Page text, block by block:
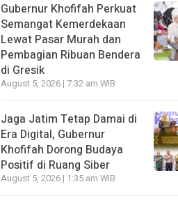
Gubernur Khofifah Perkuat
Semangat Kemerdekaan
Lewat Pasar Murah dan
Pembagian Ribuan Bendera
di Gresik
August 5, 2026 | 7:32 am WIB
Jaga Jatim Tetap Damai di
Era Digital, Gubernur
Khofifah Dorong Budaya
Positif di Ruang Siber
August 5, 2026 | 1:35 am WIB